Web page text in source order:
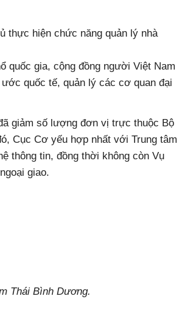
thực hiện chức năng quản lý nhà
quốc gia, cộng đồng người Việt Nam
quốc tế, quản lý các cơ quan đại
giảm số lượng đơn vị trực thuộc Bộ
Cục Cơ yếu hợp nhất với Trung tâm
thông tin, đồng thời không còn Vụ
giao.
Thái Bình Dương.